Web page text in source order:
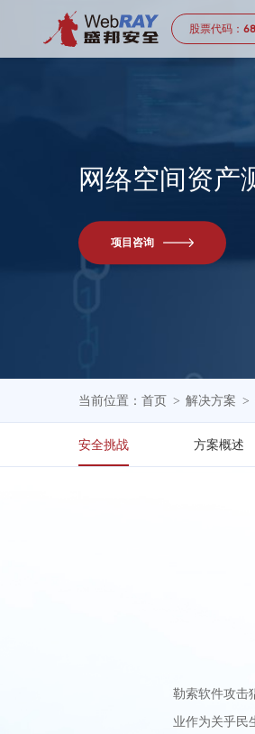
股票代码：
网络空间资产
项目咨询
当前位置：首页 > 解决方案 >
安全挑战 方案概述
勒索软件攻击
业作为关乎民